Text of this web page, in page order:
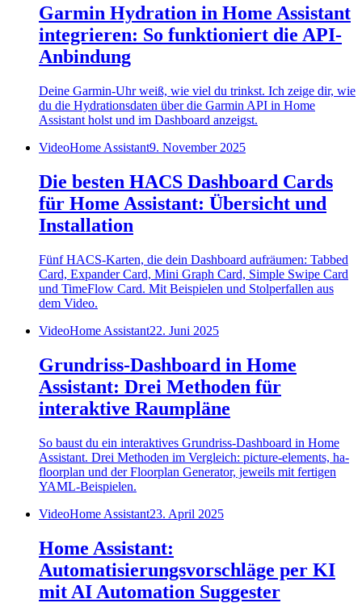
Garmin Hydration in Home Assistant
integrieren: So funktioniert die API-
Anbindung
Deine Garmin-Uhr weiß, wie viel du trinkst. Ich zeige dir, wie
du die Hydrationsdaten über die Garmin API in Home
Assistant holst und im Dashboard anzeigst.
VideoHome Assistant9. November 2025
Die besten HACS Dashboard Cards
für Home Assistant: Übersicht und
Installation
Fünf HACS-Karten, die dein Dashboard aufräumen: Tabbed
Card, Expander Card, Mini Graph Card, Simple Swipe Card
und TimeFlow Card. Mit Beispielen und Stolperfallen aus
dem Video.
VideoHome Assistant22. Juni 2025
Grundriss-Dashboard in Home
Assistant: Drei Methoden für
interaktive Raumpläne
So baust du ein interaktives Grundriss-Dashboard in Home
Assistant. Drei Methoden im Vergleich: picture-elements, ha-
floorplan und der Floorplan Generator, jeweils mit fertigen
YAML-Beispielen.
VideoHome Assistant23. April 2025
Home Assistant:
Automatisierungsvorschläge per KI
mit AI Automation Suggester